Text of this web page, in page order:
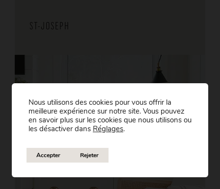
ST-JOSEPH
Nous utilisons des cookies pour vous offrir la
meilleure expérience sur notre site. Vous pouvez
en savoir plus sur les cookies que nous utilisons ou
les désactiver dans Réglages.
Accepter Rejeter